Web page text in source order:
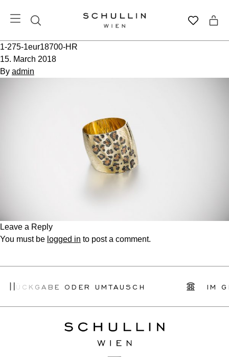
1-275-1eur18700-HR
15. March 2018
By admin
Leave a Reply
You must be logged in to post a comment.
RÜCKGABE ODER UMTAUSCH IM